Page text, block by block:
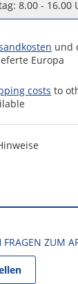
8.00 - 16.00
und
Europa
costs to
ZUM